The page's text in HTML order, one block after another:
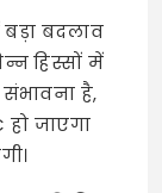
बदलाव
हिस्सों में
है,
जाएगा